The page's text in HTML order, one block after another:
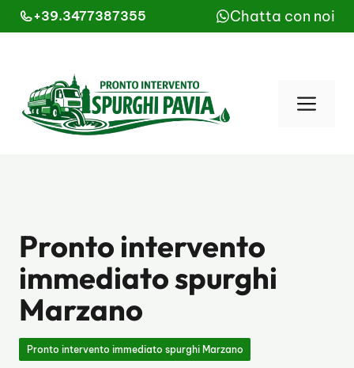
al
+39.3477387355 Chatta con noi
Pronto intervento
immediato spurghi
Marzano
Pronto intervento immediato spurghi Marzano